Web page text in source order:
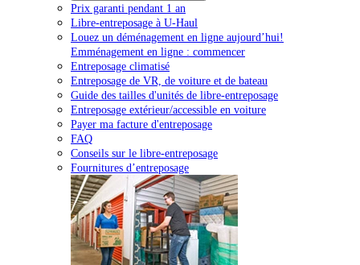
Prix garanti pendant 1 an
Libre-entreposage à U-Haul
Louez un déménagement en ligne aujourd’hui!
Emménagement en ligne : commencer
Entreposage climatisé
Entreposage de VR, de voiture et de bateau
Guide des tailles d'unités de libre-entreposage
Entreposage extérieur/accessible en voiture
Payer ma facture d'entreposage
FAQ
Conseils sur le libre-entreposage
Fournitures d’entreposage